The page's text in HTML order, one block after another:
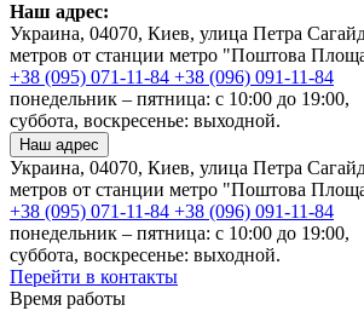
Наш адрес:
Украина, 04070, Киев, улица Петра
метров от станции метро "Поштова
+38 (095) 071-11-84 +38 (096) 091-11-84
понедельник – пятница: с 10:00 до 19:00,
суббота, воскресенье: выходной.
Наш адрес
Украина, 04070, Киев, улица Петра
метров от станции метро "Поштова
+38 (095) 071-11-84 +38 (096) 091-11-84
понедельник – пятница: с 10:00 до 19:00,
суббота, воскресенье: выходной.
Перейти в контакты
Время работы